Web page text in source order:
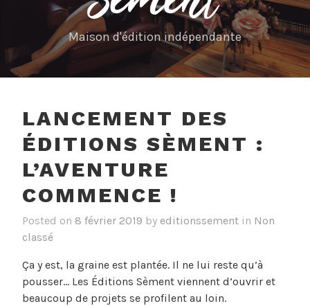
Maison d'édition indépendante
LANCEMENT DES
ÉDITIONS SÈMENT :
L’AVENTURE
COMMENCE !
Posted on 8 février 2019 by editionssement in Non
classé
Ça y est, la graine est plantée. Il ne lui reste qu’à
pousser… Les Éditions Sèment viennent d’ouvrir et
beaucoup de projets se profilent au loin.